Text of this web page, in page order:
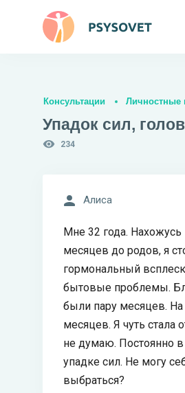
Консультации Личностные
Упадок сил,
234
Алиса
Мне 32 года. Нахожусь
месяцев до родов, я
гормональный
бытовые проблемы.
были пару месяцев.
месяцев. Я чуть стала
не думаю. Постоянно в
упадке сил. Не могу
выбраться?